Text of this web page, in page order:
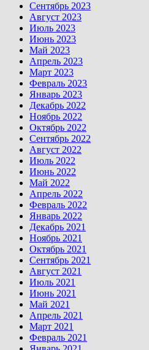
Сентябрь 2023
Август 2023
Июль 2023
Июнь 2023
Май 2023
Апрель 2023
Март 2023
Февраль 2023
Январь 2023
Декабрь 2022
Ноябрь 2022
Октябрь 2022
Сентябрь 2022
Август 2022
Июль 2022
Июнь 2022
Май 2022
Апрель 2022
Февраль 2022
Январь 2022
Декабрь 2021
Ноябрь 2021
Октябрь 2021
Сентябрь 2021
Август 2021
Июль 2021
Июнь 2021
Май 2021
Апрель 2021
Март 2021
Февраль 2021